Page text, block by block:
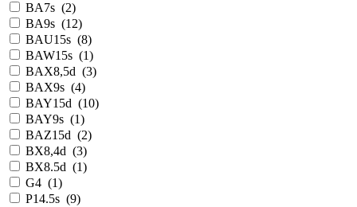
BA7s (2)
BA9s (12)
BAU15s (8)
BAW15s (1)
BAX8,5d (3)
BAX9s (4)
BAY15d (10)
BAY9s (1)
BAZ15d (2)
BX8,4d (3)
BX8.5d (1)
G4 (1)
P14.5s (9)